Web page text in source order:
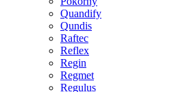
Quandify
Qundis
Raftec
Reflex
Regin
Regmet
Regulus